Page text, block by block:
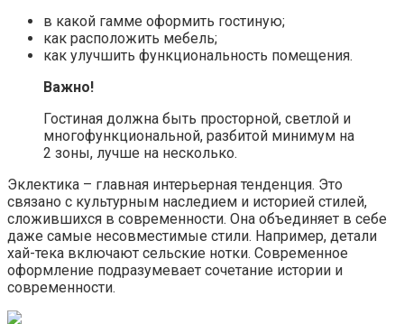
в какой гамме оформить гостиную;
как расположить мебель;
как улучшить функциональность помещения.
Важно!
Гостиная должна быть просторной, светлой и
многофункциональной, разбитой минимум на
2 зоны, лучше на несколько.
Эклектика – главная интерьерная тенденция. Это
связано с культурным наследием и историей стилей,
сложившихся в современности. Она объединяет в себе
даже самые несовместимые стили. Например, детали
хай-тека включают сельские нотки. Современное
оформление подразумевает сочетание истории и
современности.